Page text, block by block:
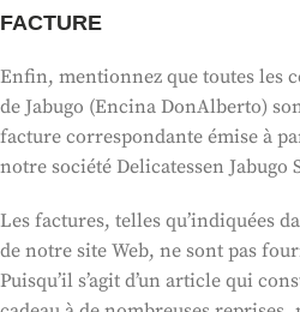
FACTURE
Enfin, mentionnez que toutes les
de Jabugo (Encina DonAlberto)
facture correspondante émise à
notre société Delicatessen Jabugo
Les factures, telles qu’indiquées
de notre site Web, ne sont pas
Puisqu’il s’agit d’un article qui